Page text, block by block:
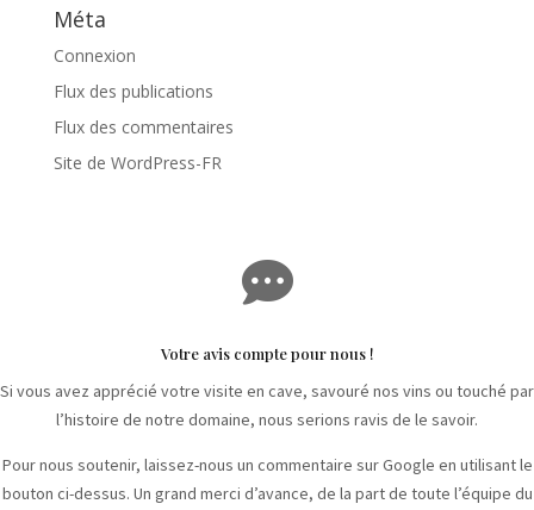
Méta
Connexion
Flux des publications
Flux des commentaires
Site de WordPress-FR

Votre avis compte pour nous !
Si vous avez apprécié votre visite en cave, savouré nos vins ou touché par
l’histoire de notre domaine, nous serions ravis de le savoir.
Pour nous soutenir, laissez-nous un commentaire sur Google en utilisant le
bouton ci-dessus. Un grand merci d’avance, de la part de toute l’équipe du